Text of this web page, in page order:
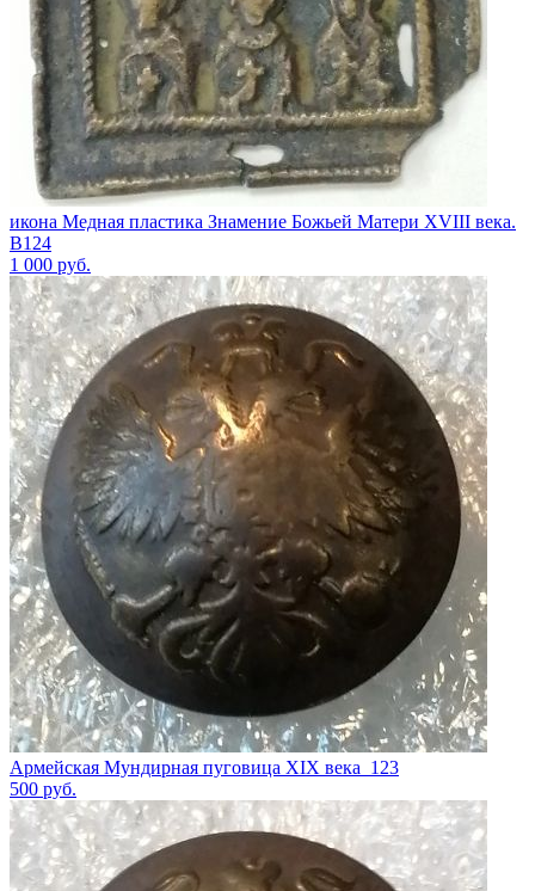
икона Медная пластика Знамение Божьей Матери XVIII века.
В124
1 000 руб.
Армейская Мундирная пуговица XIX века_123
500 руб.